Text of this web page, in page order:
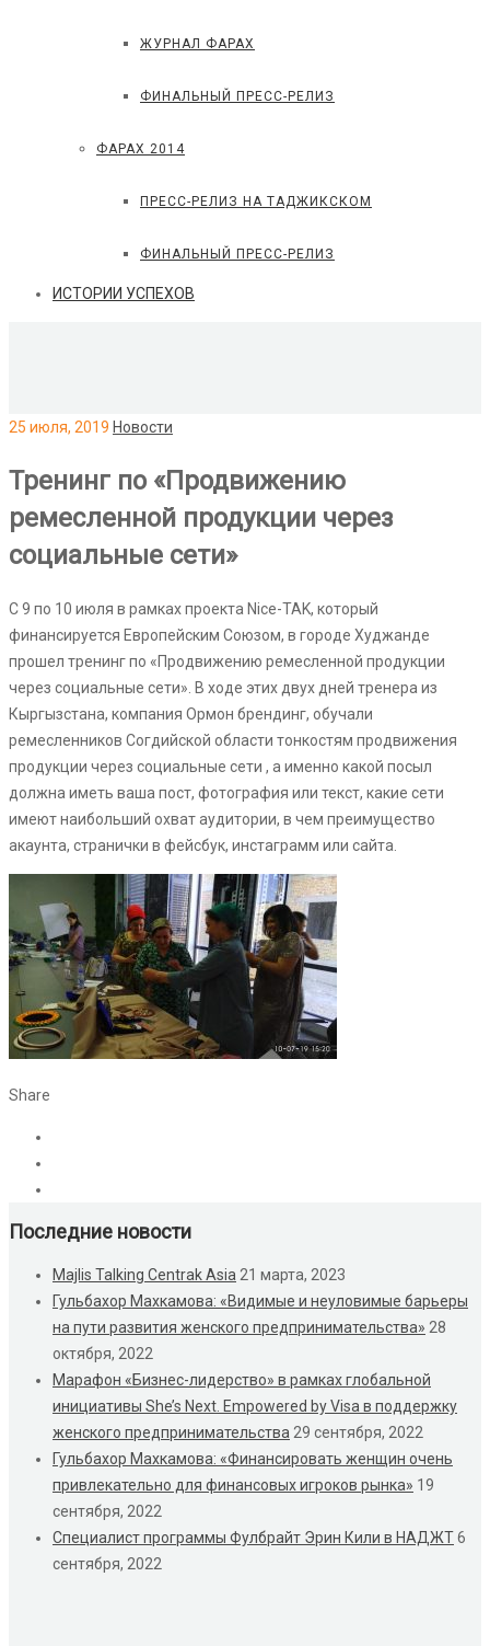
ЖУРНАЛ ФАРАХ
ФИНАЛЬНЫЙ ПРЕСС-РЕЛИЗ
ФАРАХ 2014
ПРЕСС-РЕЛИЗ НА ТАДЖИКСКОМ
ФИНАЛЬНЫЙ ПРЕСС-РЕЛИЗ
ИСТОРИИ УСПЕХОВ
25 июля, 2019 Новости
Тренинг по «Продвижению
ремесленной продукции через
социальные сети»
C 9 по 10 июля в рамках проекта Nice-TAK, который
финансируется Европейским Союзом, в городе Худжанде
прошел тренинг по «Продвижению ремесленной продукции
через социальные сети». В ходе этих двух дней тренера из
Кыргызстана, компания Ормон брендинг, обучали
ремесленников Согдийской области тонкостям продвижения
продукции через социальные сети , а именно какой посыл
должна иметь ваша пост, фотография или текст, какие сети
имеют наибольший охват аудитории, в чем преимущество
акаунта, странички в фейсбук, инстаграмм или сайта.
Share
Последние новости
Majlis Talking Centrak Asia 21 марта, 2023
Гульбахор Махкамова: «Видимые и неуловимые барьеры
на пути развития женского предпринимательства» 28
октября, 2022
Марафон «Бизнес-лидерство» в рамках глобальной
инициативы She’s Next. Empowered by Visa в поддержку
женского предпринимательства 29 сентября, 2022
Гульбахор Махкамова: «Финансировать женщин очень
привлекательно для финансовых игроков рынка» 19
сентября, 2022
Cпециалист программы Фулбрайт Эрин Кили в НАДЖТ6
сентября, 2022